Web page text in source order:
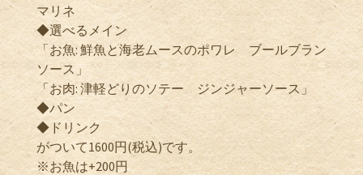
マリネ
◆選べるメイン
「お魚: 鮮魚と海老ムースのポワレ ブールブラン
ソース」
「お肉: 津軽どりのソテー ジンジャーソース」
◆パン
◆ドリンク
がついて1600円(税込)です。
※お魚は+200円